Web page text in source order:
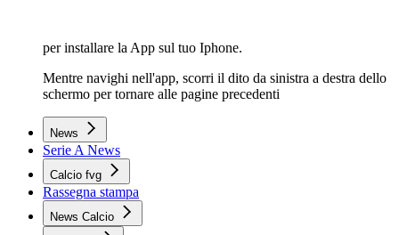
per installare la App sul tuo Iphone.
Mentre navighi nell'app, scorri il dito da sinistra a destra dello
schermo per tornare alle pagine precedenti
News
Serie A News
Calcio fvg
Rassegna stampa
News Calcio